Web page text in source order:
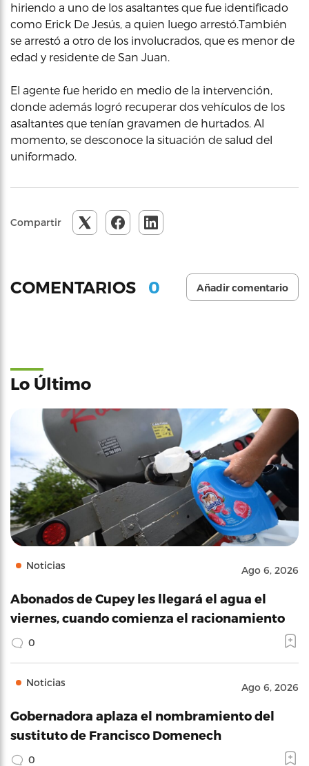
hiriendo a uno de los asaltantes que fue identificado
como Erick De Jesús, a quien luego arrestó.También
se arrestó a otro de los involucrados, que es menor de
edad y residente de San Juan.
El agente fue herido en medio de la intervención,
donde además logró recuperar dos vehículos de los
asaltantes que tenían gravamen de hurtados. Al
momento, se desconoce la situación de salud del
uniformado.
Compartir
COMENTARIOS 0 Añadir comentario
Lo Último
Noticias Ago 6, 2026
Abonados de Cupey les llegará el agua el
viernes, cuando comienza el racionamiento
0
Noticias Ago 6, 2026
Gobernadora aplaza el nombramiento del
sustituto de Francisco Domenech
0